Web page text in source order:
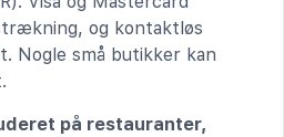
og kontaktløs
Nogle små butikker kan
på restauranter,